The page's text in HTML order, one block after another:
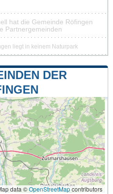
hat die Gemeinde Röfingen
Partnergemeinden
liegt in keinem Naturpark
DER
data ©OpenStreetMapcontributors